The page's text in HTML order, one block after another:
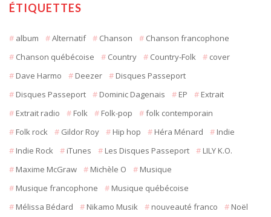
ÉTIQUETTES
album Alternatif Chanson
Chanson francophone
Chanson québécoise
Country Country-Folk
cover
Dave Harmo
Deezer
Disques Passeport
Disques Passeport
Dominic Dagenais EP
Extrait
Extrait radio
Folk Folk-pop
folk contemporain
Folk rock
Gildor Roy Hip hop Héra Ménard
Indie
Indie Rock
iTunes Les Disques Passeport
LILY K.O.
Maxime McGraw
Michèle O
Musique
Musique francophone
Musique québécoise
Mélissa Bédard
Nikamo Musik nouveauté franco
Noël